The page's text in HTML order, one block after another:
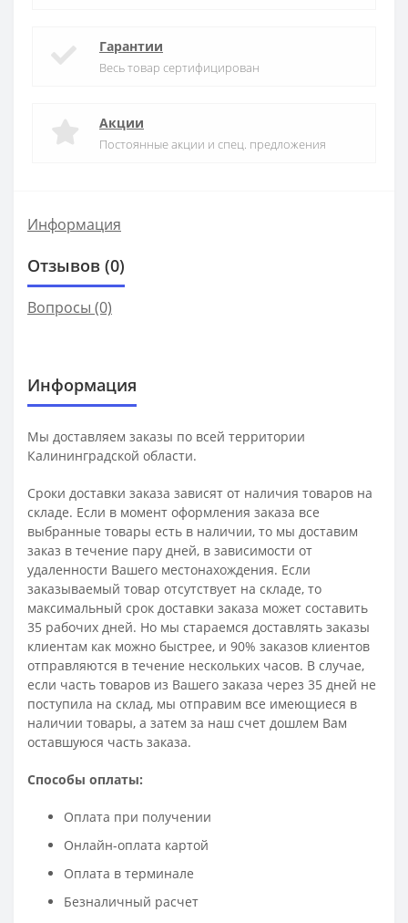
Гарантии
Весь товар сертифицирован
Акции
Постоянные акции и спец. предложения
Информация
Отзывов (0)
Вопросы (0)
Информация
Мы доставляем заказы по всей территории
Калининградской области.
Сроки доставки заказа зависят от наличия товаров на
складе. Если в момент оформления заказа все
выбранные товары есть в наличии, то мы доставим
заказ в течение пару дней, в зависимости от
удаленности Вашего местонахождения. Если
заказываемый товар отсутствует на складе, то
максимальный срок доставки заказа может составить
35 рабочих дней. Но мы стараемся доставлять заказы
клиентам как можно быстрее, и 90% заказов клиентов
отправляются в течение нескольких часов. В случае,
если часть товаров из Вашего заказа через 35 дней не
поступила на склад, мы отправим все имеющиеся в
наличии товары, а затем за наш счет дошлем Вам
оставшуюся часть заказа.
Способы оплаты:
Оплата при получении
Онлайн-оплата картой
Оплата в терминале
Безналичный расчет